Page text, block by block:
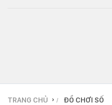
TRANG CHỦ › ĐỒ CHƠI SỐ